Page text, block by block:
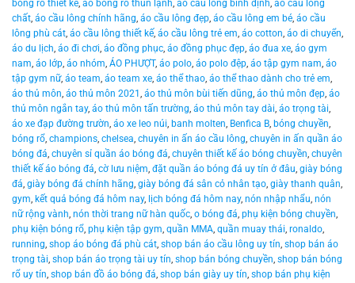
bóng rổ thiết kế, áo bóng rổ thun lạnh, áo cầu lông bình định, áo cầu lông
chất, áo cầu lông chính hãng, áo cầu lông đẹp, áo cầu lông em bé, áo cầu
lông phù cát, áo cầu lông thiết kế, áo cầu lông trẻ em, áo cotton, áo di chuyển,
áo du lịch, áo đi chơi, áo đồng phục, áo đồng phục đẹp, áo đua xe, áo gym
nam, áo lớp, áo nhóm, ÁO PHƯỢT, áo polo, áo polo đệp, áo tập gym nam, áo
tập gym nữ, áo team, áo team xe, áo thể thao, áo thể thao dành cho trẻ em,
áo thủ môn, áo thủ môn 2021 , áo thủ môn bùi tiến dũng, áo thủ môn đẹp, áo
thủ môn ngắn tay, áo thủ môn tấn trường, áo thủ môn tay dài, áo trọng tài,
áo xe đạp đường trườn, áo xe leo núi, banh molten, Benfica B, bóng chuyền,
bóng rổ, champions, chelsea, chuyên in ấn áo cầu lông, chuyên in ấn quần áo
bóng đá, chuyên sỉ quần áo bóng đá, chuyên thiết kế áo bóng chuyền, chuyên
thiết kế áo bóng đá, cờ lưu niệm, đặt quần áo bóng đá uy tín ở đâu, giày bóng
đá, giày bóng đá chính hãng, giày bóng đá sân cỏ nhân tạo, giày thanh quân,
gym, kết quả bóng đá hôm nay, lịch bóng đá hôm nay, nón nhập nhẩu, nón
nữ rộng vành, nón thời trang nữ hàn quốc, o bóng đá, phụ kiện bóng chuyền,
phụ kiện bóng rổ, phụ kiện tập gym, quần MMA, quần muay thái, ronaldo,
running, shop áo bóng đá phù cát, shop bán áo cầu lông uy tín, shop bán áo
trọng tài, shop bán áo trọng tài uy tín, shop bán bóng chuyền, shop bán bóng
rổ uy tín, shop bán đồ áo bóng đá, shop bán giày uy tín, shop bán phụ kiện